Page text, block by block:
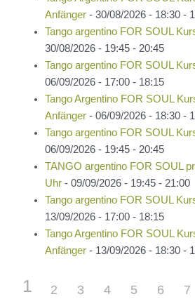
Anfänger- 30/08/2026 - 18:30 -
Tango argentino FOR SOUL
30/08/2026 - 19:45 - 20:45
Tango argentino FOR SOUL
06/09/2026 - 17:00 - 18:15
Tango Argentino FOR SOUL
Anfänger- 06/09/2026 - 18:30 -
Tango argentino FOR SOUL
06/09/2026 - 19:45 - 20:45
TANGO argentino FOR SOUL
Uhr- 09/09/2026 - 19:45 - 21:00
Tango argentino FOR SOUL
13/09/2026 - 17:00 - 18:15
Tango Argentino FOR SOUL
Anfänger- 13/09/2026 - 18:30 -
1 2 3 4 5 6 7